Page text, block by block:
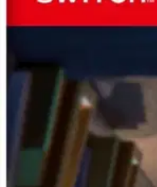
Asiakasomistaja-alennus-15 %
Avaa kuva suurempana
Avaa kuva suurempana
Avaa kuva suurempana
Avaa kuva suurempana
Karusellin nuolipainikkeet
Karusellin pikakuvakkeet